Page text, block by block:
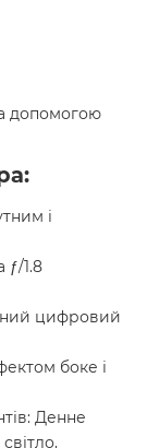
допомогою
і
ƒ/1.8
цифровий
боке і
Денне